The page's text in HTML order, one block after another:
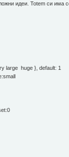
идеи. Totem си има
large huge }, default: 1